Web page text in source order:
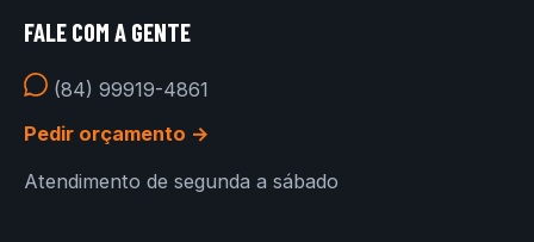
FALE COM A GENTE
(84) 99919-4861
Pedir orçamento →
Atendimento de segunda a sábado